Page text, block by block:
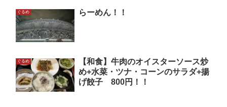
ぐるめ らーめん！！
ぐるめ
【和食】牛肉のオイスターソース炒
め+水菜・ツナ・コーンのサラダ+揚
げ餃子 800円！！